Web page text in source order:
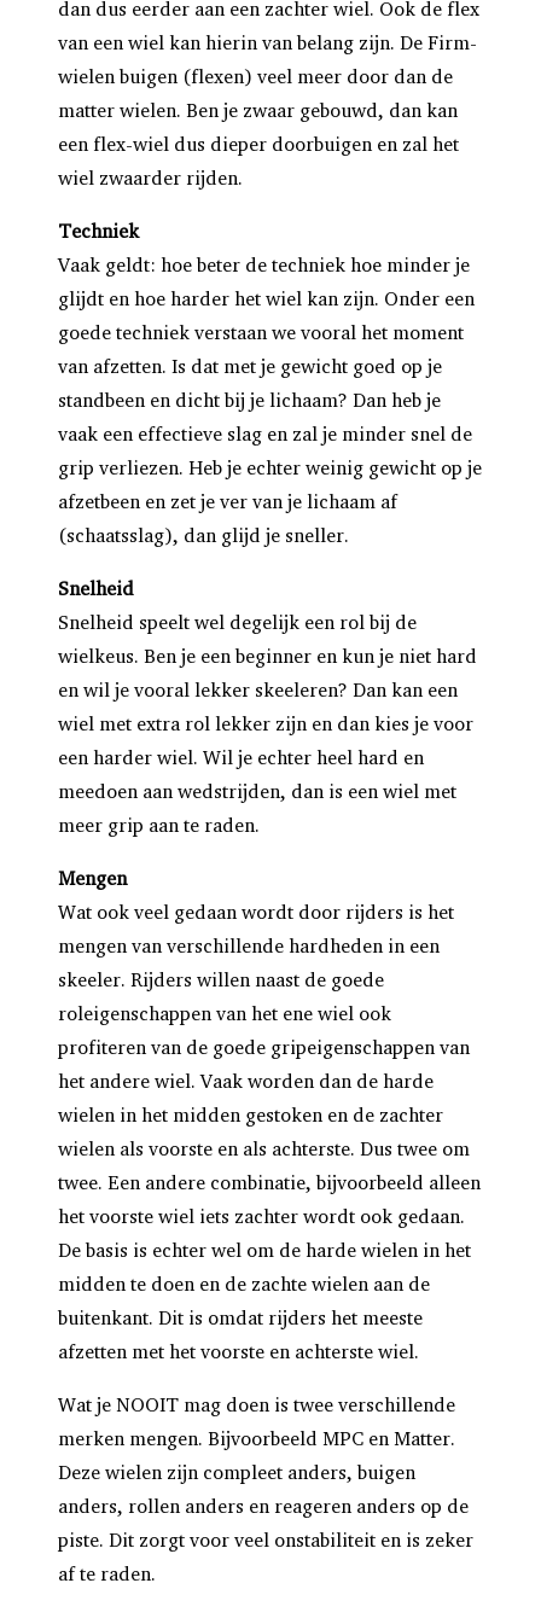
dan dus eerder aan een zachter wiel. Ook de flex
van een wiel kan hierin van belang zijn. De Firm-
wielen buigen (flexen) veel meer door dan de
matter wielen. Ben je zwaar gebouwd, dan kan
een flex-wiel dus dieper doorbuigen en zal het
wiel zwaarder rijden.
Techniek
Vaak geldt: hoe beter de techniek hoe minder je
glijdt en hoe harder het wiel kan zijn. Onder een
goede techniek verstaan we vooral het moment
van afzetten. Is dat met je gewicht goed op je
standbeen en dicht bij je lichaam? Dan heb je
vaak een effectieve slag en zal je minder snel de
grip verliezen. Heb je echter weinig gewicht op je
afzetbeen en zet je ver van je lichaam af
(schaatsslag), dan glijd je sneller.
Snelheid
Snelheid speelt wel degelijk een rol bij de
wielkeus. Ben je een beginner en kun je niet hard
en wil je vooral lekker skeeleren? Dan kan een
wiel met extra rol lekker zijn en dan kies je voor
een harder wiel. Wil je echter heel hard en
meedoen aan wedstrijden, dan is een wiel met
meer grip aan te raden.
Mengen
Wat ook veel gedaan wordt door rijders is het
mengen van verschillende hardheden in een
skeeler. Rijders willen naast de goede
roleigenschappen van het ene wiel ook
profiteren van de goede gripeigenschappen van
het andere wiel. Vaak worden dan de harde
wielen in het midden gestoken en de zachter
wielen als voorste en als achterste. Dus twee om
twee. Een andere combinatie, bijvoorbeeld alleen
het voorste wiel iets zachter wordt ook gedaan.
De basis is echter wel om de harde wielen in het
midden te doen en de zachte wielen aan de
buitenkant. Dit is omdat rijders het meeste
afzetten met het voorste en achterste wiel.
Wat je NOOIT mag doen is twee verschillende
merken mengen. Bijvoorbeeld MPC en Matter.
Deze wielen zijn compleet anders, buigen
anders, rollen anders en reageren anders op de
piste. Dit zorgt voor veel onstabiliteit en is zeker
af te raden.